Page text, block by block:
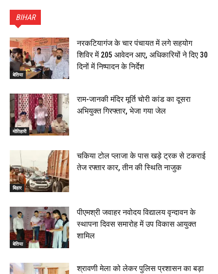
का भव्य पथ संचलन, 5 July 2026
00:22
बेतिया : मझौलिया में 1.24 क्विंटल गांजा के साथ बोलेरो ज़ब्त, दो
तस्कर गिरफ्तार, 4 July 2026
00:39
00:33
रक्सौल : सुरक्षा जॉंच को सोना-चांदी दुकानों का एसडीपीओ और
थानाध्यक्ष ने किया निरीक्षण, 19 June 2026
00:58
बेतिया में सगे भाई ने मां के साथ मिलकर की भाई की हत्या, शव
जलाया, दोनों गिरफ्तार, 14 June 2026
00:12
मोतिहारी। NDA सरकार, 12 साल विश्वास के, मीडिया संवाद में
सांसद रधामोहन सिंह, 13 June 2026
02:19
BIHAR
बेतिया
नरकटियागंज के चार पंचायत में लगे सहयोग
शिविर में 205 आवेदन आए, अधिकारियों ने दिए 30
दिनों में निष्पादन के निर्देश
मोतिहारी
राम-जानकी मंदिर मूर्ति चोरी कांड का दूसरा
अभियुक्त गिरफ्तार, भेजा गया जेल
बिहार
चकिया टोल प्लाजा के पास खड़े ट्रक से टकराई
तेज रफ्तार कार, तीन की स्थिति नाजुक
बेतिया
पीएमश्री जवाहर नवोदय विद्यालय वृन्दावन के
स्थापना दिवस समारोह में उप विकास आयुक्त
शामिल
श्रावणी मेला को लेकर पुलिस प्रशासन का बड़ा